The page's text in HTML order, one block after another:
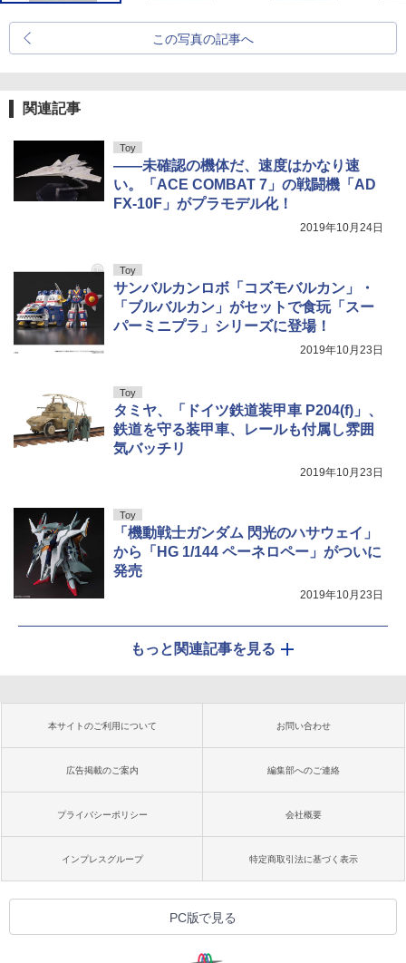
この写真の記事へ
関連記事
Toy
――未確認の機体だ、速度はかなり速
い。「ACE COMBAT 7」の戦闘機「AD
FX-10F」がプラモデル化！
2019年10月24日
Toy
サンバルカンロボ「コズモバルカン」・
「ブルバルカン」がセットで食玩「スー
パーミニプラ」シリーズに登場！
2019年10月23日
Toy
タミヤ、「ドイツ鉄道装甲車 P204(f)」、
鉄道を守る装甲車、レールも付属し雰囲
気バッチリ
2019年10月23日
Toy
「機動戦士ガンダム 閃光のハサウェイ」
から「HG 1/144 ペーネロペー」がついに
発売
2019年10月23日
もっと関連記事を見る
本サイトのご利用について お問い合わせ
広告掲載のご案内 編集部へのご連絡
プライバシーポリシー 会社概要
インプレスグループ 特定商取引法に基づく表示
PC版で見る